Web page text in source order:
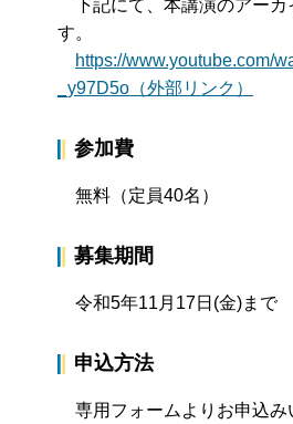
下記にて、本講演のアーカ
す。
https://www.youtube.com/
_y97D5o（外部リンク）
参加費
無料（定員40名）
募集期間
令和5年11月17日(金)まで
申込方法
専用フォームよりお申込